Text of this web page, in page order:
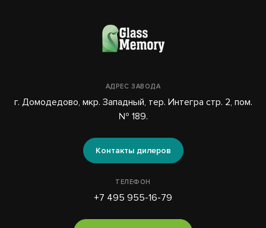
АДРЕС ЗАВОДА
г. Домодедово, мкр. Западный, тер. Интегра стр. 2, пом.
№ 189.
Контакты дилеров
ТЕЛЕФОН
+7 495 955-16-79